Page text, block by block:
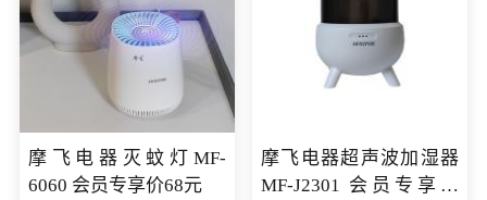
摩飞电器灭蚊灯MF-
6060 会员专享价68元
摩飞电器超声波加湿器
MF-J2301 会员专享价